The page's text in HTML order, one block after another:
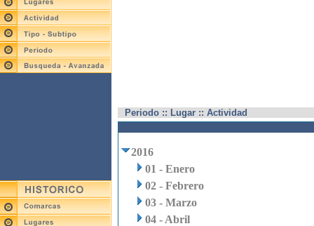
Periodo :: Lugar :: Actividad
2016
01 - Enero
02 - Febrero
03 - Marzo
04 - Abril